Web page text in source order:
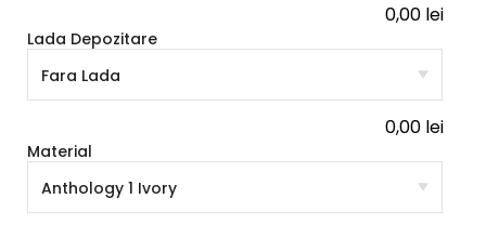
0,00 lei
Lada Depozitare
0,00 lei
Material